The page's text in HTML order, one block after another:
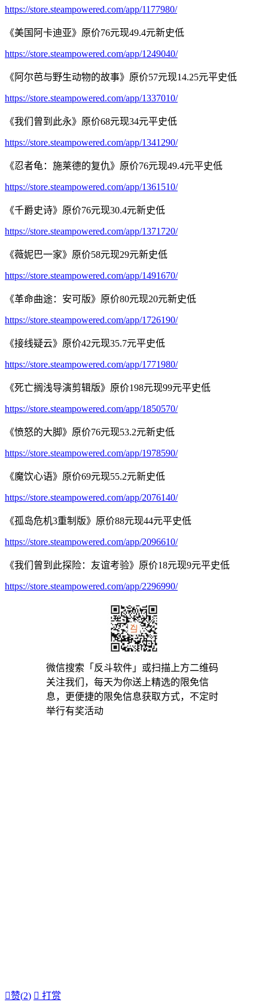
https://store.steampowered.com/app/1177980/
《美国阿卡迪亚》原价76元现49.4元新史低
https://store.steampowered.com/app/1249040/
《阿尔芭与野生动物的故事》原价57元现14.25元平史低
https://store.steampowered.com/app/1337010/
《我们曾到此永》原价68元现34元平史低
https://store.steampowered.com/app/1341290/
《忍者龟：施莱德的复仇》原价76元现49.4元平史低
https://store.steampowered.com/app/1361510/
《千爵史诗》原价76元现30.4元新史低
https://store.steampowered.com/app/1371720/
《薇妮巴一家》原价58元现29元新史低
https://store.steampowered.com/app/1491670/
《革命曲途：安可版》原价80元现20元新史低
https://store.steampowered.com/app/1726190/
《接线疑云》原价42元现35.7元平史低
https://store.steampowered.com/app/1771980/
《死亡搁浅导演剪辑版》原价198元现99元平史低
https://store.steampowered.com/app/1850570/
《愤怒的大脚》原价76元现53.2元新史低
https://store.steampowered.com/app/1978590/
《魔饮心语》原价69元现55.2元新史低
https://store.steampowered.com/app/2076140/
《孤岛危机3重制版》原价88元现44元平史低
https://store.steampowered.com/app/2096610/
《我们曾到此探险：友谊考验》原价18元现9元平史低
https://store.steampowered.com/app/2296990/
微信搜索「反斗软件」或扫描上方二维码
关注我们，每天为你送上精选的限免信
息，更便捷的限免信息获取方式，不定时
举行有奖活动
赞(2)  打赏